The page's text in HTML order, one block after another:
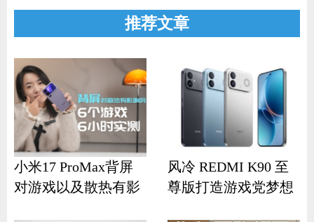
推荐文章
小米17 ProMax背屏
对游戏以及散热有影
风冷 REDMI K90 至
尊版打造游戏党梦想